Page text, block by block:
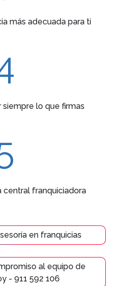
más adecuada para ti
lo que firmas
central franquiciadora
en franquicias
al equipo de
- 911 592 106